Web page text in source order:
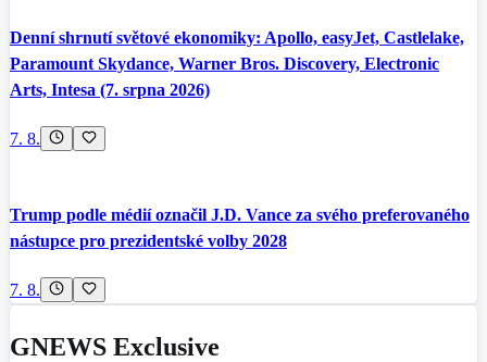
Denní shrnutí světové ekonomiky: Apollo, easyJet, Castlelake,
Paramount Skydance, Warner Bros. Discovery, Electronic
Arts, Intesa (7. srpna 2026)
7. 8.
Trump podle médií označil J.D. Vance za svého preferovaného
nástupce pro prezidentské volby 2028
7. 8.
GNEWS Exclusive